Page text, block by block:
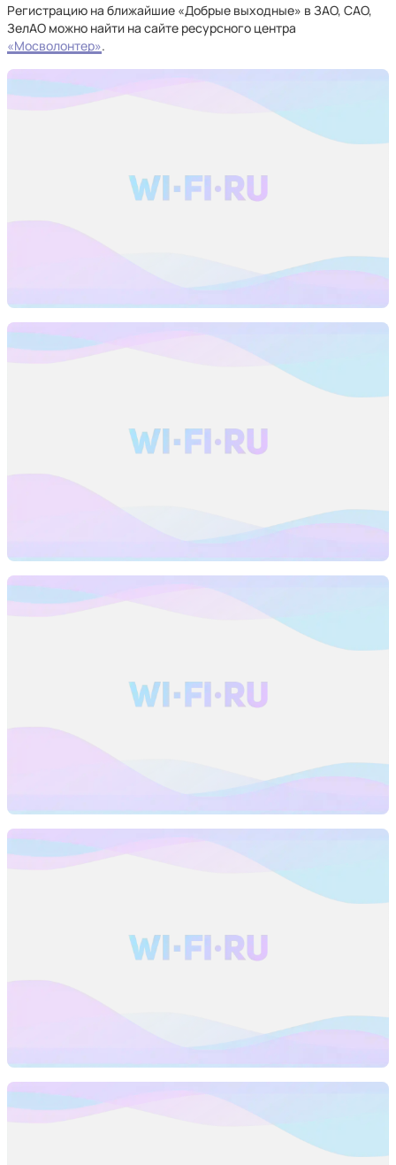
Регистрацию на ближайшие «Добрые выходные» в ЗАО, САО,
ЗелАО можно найти на сайте ресурсного центра
«Мосволонтер».